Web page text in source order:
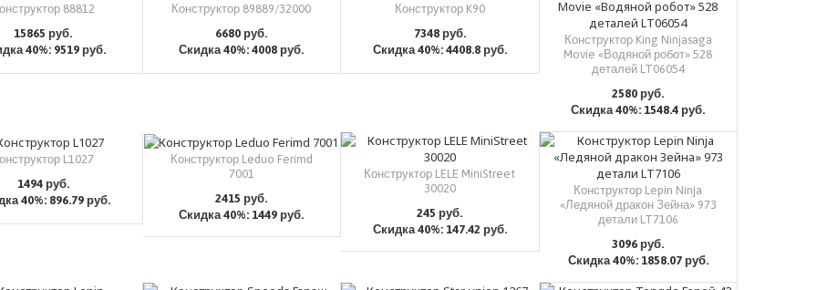
88812
15865 руб.
40%: 9519 руб.
КУПИТЬ
Конструктор 89889/32000
6680 руб.
Скидка 40%: 4008 руб.
КУПИТЬ
Конструктор K90
7348 руб.
Скидка 40%: 4408.8 руб.
КУПИТЬ
Конструктор King Ninjasaga
Movie «Водяной робот» 528
деталей LT06054
2580 руб.
Скидка 40%: 1548.4 руб.
КУПИТЬ
L1027
1494 руб.
40%: 896.79 руб.
КУПИТЬ
Конструктор Leduo Ferimd
7001
2415 руб.
Скидка 40%: 1449 руб.
КУПИТЬ
Конструктор LELE MiniStreet
30020
245 руб.
Скидка 40%: 147.42 руб.
КУПИТЬ
Конструктор Lepin Ninja
«Ледяной дракон Зейна» 973
детали LT7106
3096 руб.
Скидка 40%: 1858.07 руб.
КУПИТЬ